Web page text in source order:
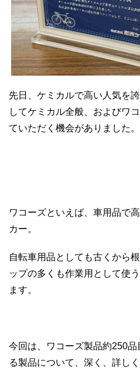
先日、ケミカルで高い人気を
してケミカル全般、およびワ
ていただく機会がありました。
ワコーズといえば、車用品で
カー。
自転車用品としても古くから
ップの多くも作業用として使
ます。
今回は、ワコーズ製品約250
る製品について、深く、詳し